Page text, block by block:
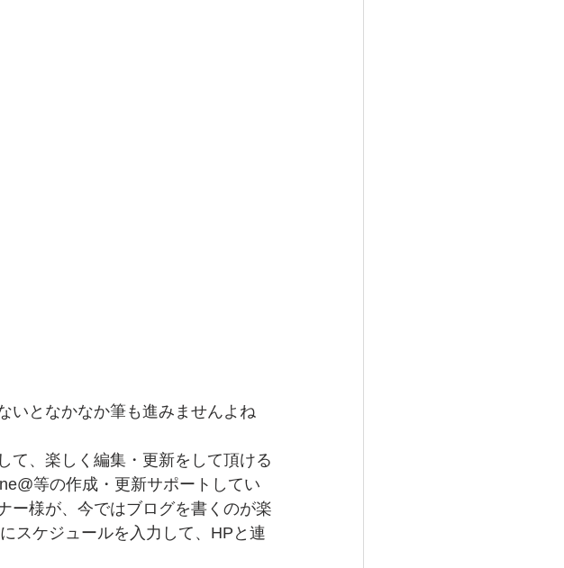
いとなかなか筆も進みませんよね
て、楽しく編集・更新をして頂ける
等の作成・更新サポートしてい
ー様が、今ではブログを書くのが楽
スケジュールを入力して、HPと連